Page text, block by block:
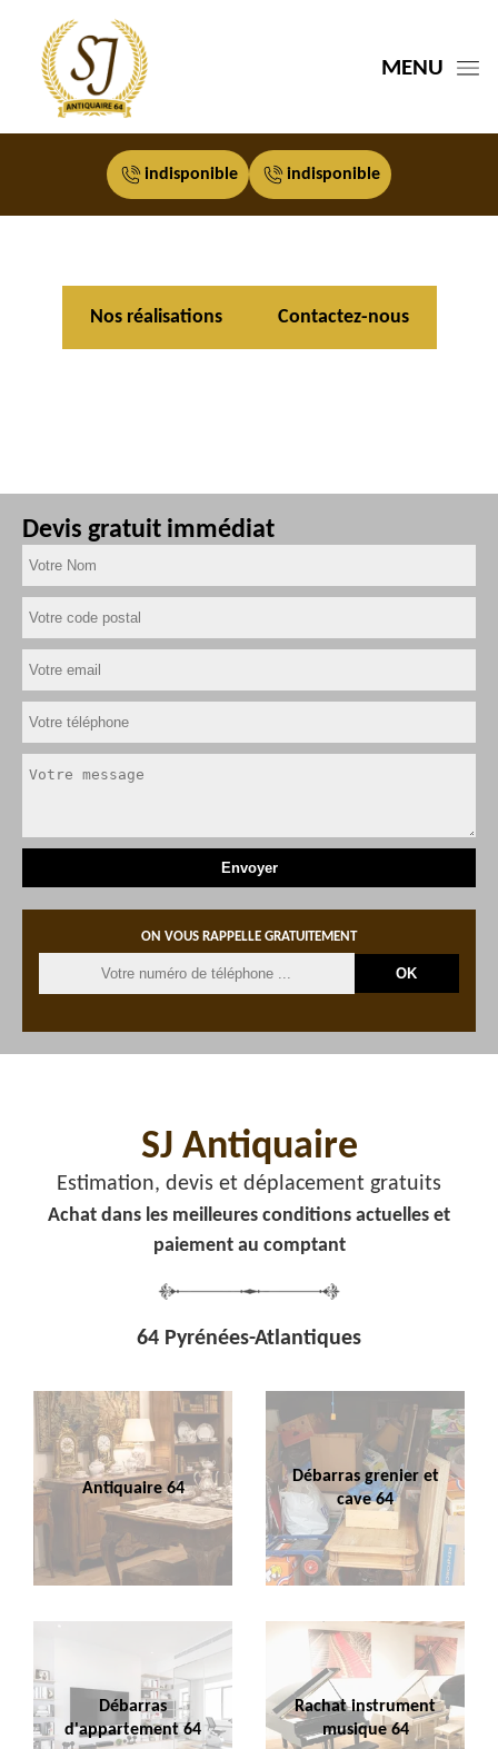
MENU
indisponible indisponible
Nos réalisations Contactez-nous
Devis gratuit immédiat
ON VOUS RAPPELLE GRATUITEMENT
SJ Antiquaire
Estimation, devis et déplacement gratuits
Achat dans les meilleures conditions actuelles et
paiement au comptant
64 Pyrénées-Atlantiques
Antiquaire 64
Débarras grenier et
cave 64
Débarras
d'appartement 64
Rachat instrument
musique 64